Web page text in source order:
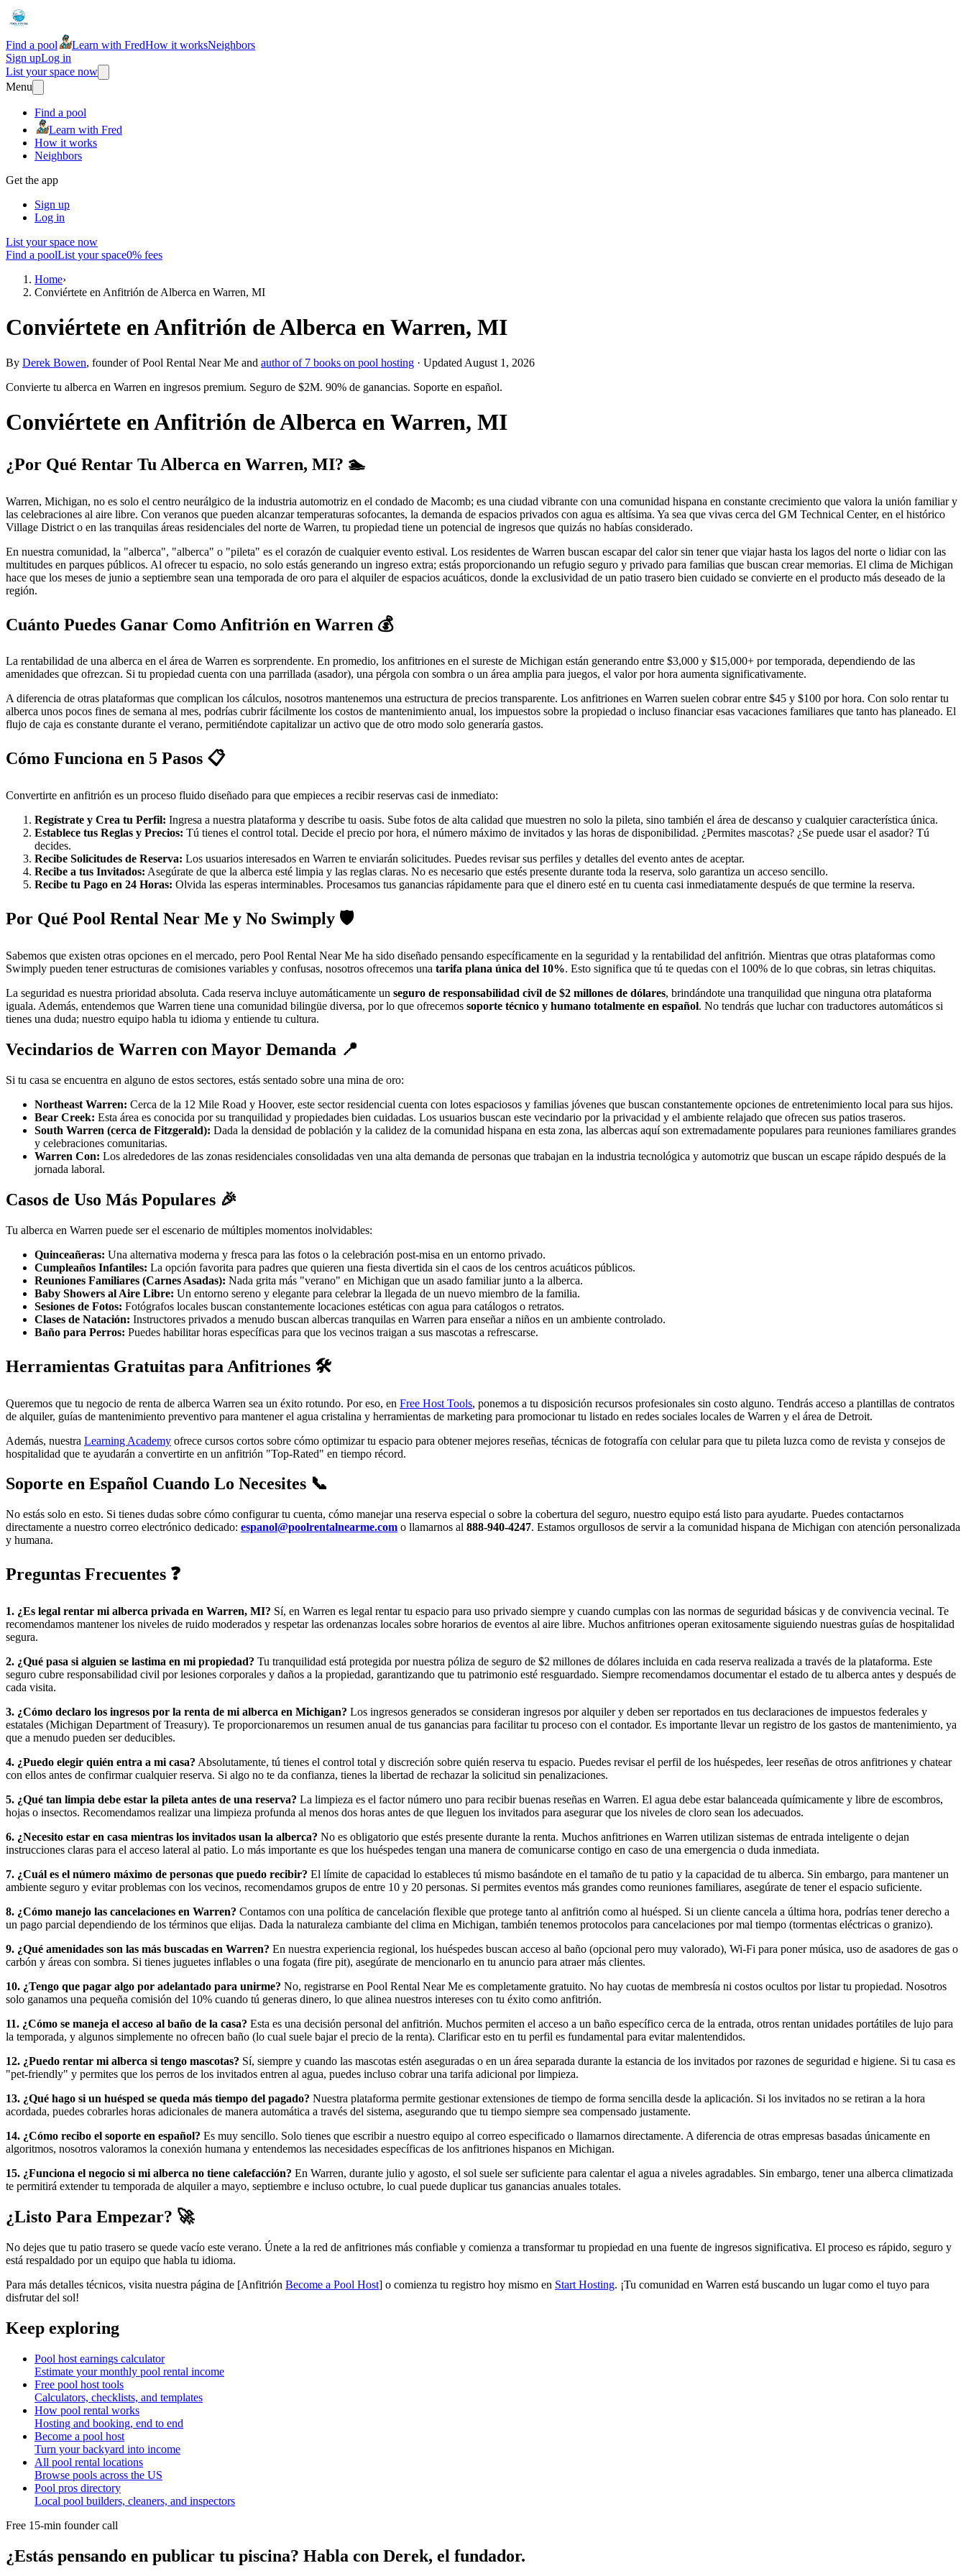
Find a pool Learn with FredHow it worksNeighbors
Sign upLog in
List your space now
Menu
Find a pool
Learn with Fred
How it works
Neighbors
Get the app
Sign up
Log in
List your space now
Find a poolList your space0% fees
Home›
Conviértete en Anfitrión de Alberca en Warren, MI
Conviértete en Anfitrión de Alberca en Warren, MI
By Derek Bowen, founder of Pool Rental Near Me and author of 7 books on pool hosting · Updated August 1, 2026
Convierte tu alberca en Warren en ingresos premium. Seguro de $2M. 90% de ganancias. Soporte en español.
Conviértete en Anfitrión de Alberca en Warren, MI
¿Por Qué Rentar Tu Alberca en Warren, MI? 🏊
Warren, Michigan, no es solo el centro neurálgico de la industria automotriz en el condado de Macomb; es una ciudad vibrante con una comunidad hispana en constante crecimiento que valora la unión familiar y
las celebraciones al aire libre. Con veranos que pueden alcanzar temperaturas sofocantes, la demanda de espacios privados con agua es altísima. Ya sea que vivas cerca del GM Technical Center, en el histórico
Village District o en las tranquilas áreas residenciales del norte de Warren, tu propiedad tiene un potencial de ingresos que quizás no habías considerado.
En nuestra comunidad, la "alberca", "alberca" o "pileta" es el corazón de cualquier evento estival. Los residentes de Warren buscan escapar del calor sin tener que viajar hasta los lagos del norte o lidiar con las
multitudes en parques públicos. Al ofrecer tu espacio, no solo estás generando un ingreso extra; estás proporcionando un refugio seguro y privado para familias que buscan crear memorias. El clima de Michigan
hace que los meses de junio a septiembre sean una temporada de oro para el alquiler de espacios acuáticos, donde la exclusividad de un patio trasero bien cuidado se convierte en el producto más deseado de la
región.
Cuánto Puedes Ganar Como Anfitrión en Warren 💰
La rentabilidad de una alberca en el área de Warren es sorprendente. En promedio, los anfitriones en el sureste de Michigan están generando entre $3,000 y $15,000+ por temporada, dependiendo de las
amenidades que ofrezcan. Si tu propiedad cuenta con una parrillada (asador), una pérgola con sombra o un área amplia para juegos, el valor por hora aumenta significativamente.
A diferencia de otras plataformas que complican los cálculos, nosotros mantenemos una estructura de precios transparente. Los anfitriones en Warren suelen cobrar entre $45 y $100 por hora. Con solo rentar tu
alberca unos pocos fines de semana al mes, podrías cubrir fácilmente los costos de mantenimiento anual, los impuestos sobre la propiedad o incluso financiar esas vacaciones familiares que tanto has planeado. El
flujo de caja es constante durante el verano, permitiéndote capitalizar un activo que de otro modo solo generaría gastos.
Cómo Funciona en 5 Pasos 📋
Convertirte en anfitrión es un proceso fluido diseñado para que empieces a recibir reservas casi de inmediato:
Regístrate y Crea tu Perfil: Ingresa a nuestra plataforma y describe tu oasis. Sube fotos de alta calidad que muestren no solo la pileta, sino también el área de descanso y cualquier característica única.
Establece tus Reglas y Precios: Tú tienes el control total. Decide el precio por hora, el número máximo de invitados y las horas de disponibilidad. ¿Permites mascotas? ¿Se puede usar el asador? Tú
decides.
Recibe Solicitudes de Reserva: Los usuarios interesados en Warren te enviarán solicitudes. Puedes revisar sus perfiles y detalles del evento antes de aceptar.
Recibe a tus Invitados: Asegúrate de que la alberca esté limpia y las reglas claras. No es necesario que estés presente durante toda la reserva, solo garantiza un acceso sencillo.
Recibe tu Pago en 24 Horas: Olvida las esperas interminables. Procesamos tus ganancias rápidamente para que el dinero esté en tu cuenta casi inmediatamente después de que termine la reserva.
Por Qué Pool Rental Near Me y No Swimply 🛡️
Sabemos que existen otras opciones en el mercado, pero Pool Rental Near Me ha sido diseñado pensando específicamente en la seguridad y la rentabilidad del anfitrión. Mientras que otras plataformas como
Swimply pueden tener estructuras de comisiones variables y confusas, nosotros ofrecemos una tarifa plana única del 10%. Esto significa que tú te quedas con el 100% de lo que cobras, sin letras chiquitas.
La seguridad es nuestra prioridad absoluta. Cada reserva incluye automáticamente un seguro de responsabilidad civil de $2 millones de dólares, brindándote una tranquilidad que ninguna otra plataforma
iguala. Además, entendemos que Warren tiene una comunidad bilingüe diversa, por lo que ofrecemos soporte técnico y humano totalmente en español. No tendrás que luchar con traductores automáticos si
tienes una duda; nuestro equipo habla tu idioma y entiende tu cultura.
Vecindarios de Warren con Mayor Demanda 📍
Si tu casa se encuentra en alguno de estos sectores, estás sentado sobre una mina de oro:
Northeast Warren: Cerca de la 12 Mile Road y Hoover, este sector residencial cuenta con lotes espaciosos y familias jóvenes que buscan constantemente opciones de entretenimiento local para sus hijos.
Bear Creek: Esta área es conocida por su tranquilidad y propiedades bien cuidadas. Los usuarios buscan este vecindario por la privacidad y el ambiente relajado que ofrecen sus patios traseros.
South Warren (cerca de Fitzgerald): Dada la densidad de población y la calidez de la comunidad hispana en esta zona, las albercas aquí son extremadamente populares para reuniones familiares grandes
y celebraciones comunitarias.
Warren Con: Los alrededores de las zonas residenciales consolidadas ven una alta demanda de personas que trabajan en la industria tecnológica y automotriz que buscan un escape rápido después de la
jornada laboral.
Casos de Uso Más Populares 🎉
Tu alberca en Warren puede ser el escenario de múltiples momentos inolvidables:
Quinceañeras: Una alternativa moderna y fresca para las fotos o la celebración post-misa en un entorno privado.
Cumpleaños Infantiles: La opción favorita para padres que quieren una fiesta divertida sin el caos de los centros acuáticos públicos.
Reuniones Familiares (Carnes Asadas): Nada grita más "verano" en Michigan que un asado familiar junto a la alberca.
Baby Showers al Aire Libre: Un entorno sereno y elegante para celebrar la llegada de un nuevo miembro de la familia.
Sesiones de Fotos: Fotógrafos locales buscan constantemente locaciones estéticas con agua para catálogos o retratos.
Clases de Natación: Instructores privados a menudo buscan albercas tranquilas en Warren para enseñar a niños en un ambiente controlado.
Baño para Perros: Puedes habilitar horas específicas para que los vecinos traigan a sus mascotas a refrescarse.
Herramientas Gratuitas para Anfitriones 🛠️
Queremos que tu negocio de renta de alberca Warren sea un éxito rotundo. Por eso, en Free Host Tools, ponemos a tu disposición recursos profesionales sin costo alguno. Tendrás acceso a plantillas de contratos
de alquiler, guías de mantenimiento preventivo para mantener el agua cristalina y herramientas de marketing para promocionar tu listado en redes sociales locales de Warren y el área de Detroit.
Además, nuestra Learning Academy ofrece cursos cortos sobre cómo optimizar tu espacio para obtener mejores reseñas, técnicas de fotografía con celular para que tu pileta luzca como de revista y consejos de
hospitalidad que te ayudarán a convertirte en un anfitrión "Top-Rated" en tiempo récord.
Soporte en Español Cuando Lo Necesites 📞
No estás solo en esto. Si tienes dudas sobre cómo configurar tu cuenta, cómo manejar una reserva especial o sobre la cobertura del seguro, nuestro equipo está listo para ayudarte. Puedes contactarnos
directamente a nuestro correo electrónico dedicado: espanol@poolrentalnearme.com o llamarnos al 888-940-4247. Estamos orgullosos de servir a la comunidad hispana de Michigan con atención personalizada
y humana.
Preguntas Frecuentes ❓
1. ¿Es legal rentar mi alberca privada en Warren, MI? Sí, en Warren es legal rentar tu espacio para uso privado siempre y cuando cumplas con las normas de seguridad básicas y de convivencia vecinal. Te
recomendamos mantener los niveles de ruido moderados y respetar las ordenanzas locales sobre horarios de eventos al aire libre. Muchos anfitriones operan exitosamente siguiendo nuestras guías de hospitalidad
segura.
2. ¿Qué pasa si alguien se lastima en mi propiedad? Tu tranquilidad está protegida por nuestra póliza de seguro de $2 millones de dólares incluida en cada reserva realizada a través de la plataforma. Este
seguro cubre responsabilidad civil por lesiones corporales y daños a la propiedad, garantizando que tu patrimonio esté resguardado. Siempre recomendamos documentar el estado de tu alberca antes y después de
cada visita.
3. ¿Cómo declaro los ingresos por la renta de mi alberca en Michigan? Los ingresos generados se consideran ingresos por alquiler y deben ser reportados en tus declaraciones de impuestos federales y
estatales (Michigan Department of Treasury). Te proporcionaremos un resumen anual de tus ganancias para facilitar tu proceso con el contador. Es importante llevar un registro de los gastos de mantenimiento, ya
que a menudo pueden ser deducibles.
4. ¿Puedo elegir quién entra a mi casa? Absolutamente, tú tienes el control total y discreción sobre quién reserva tu espacio. Puedes revisar el perfil de los huéspedes, leer reseñas de otros anfitriones y chatear
con ellos antes de confirmar cualquier reserva. Si algo no te da confianza, tienes la libertad de rechazar la solicitud sin penalizaciones.
5. ¿Qué tan limpia debe estar la pileta antes de una reserva? La limpieza es el factor número uno para recibir buenas reseñas en Warren. El agua debe estar balanceada químicamente y libre de escombros,
hojas o insectos. Recomendamos realizar una limpieza profunda al menos dos horas antes de que lleguen los invitados para asegurar que los niveles de cloro sean los adecuados.
6. ¿Necesito estar en casa mientras los invitados usan la alberca? No es obligatorio que estés presente durante la renta. Muchos anfitriones en Warren utilizan sistemas de entrada inteligente o dejan
instrucciones claras para el acceso lateral al patio. Lo más importante es que los huéspedes tengan una manera de comunicarse contigo en caso de una emergencia o duda inmediata.
7. ¿Cuál es el número máximo de personas que puedo recibir? El límite de capacidad lo estableces tú mismo basándote en el tamaño de tu patio y la capacidad de tu alberca. Sin embargo, para mantener un
ambiente seguro y evitar problemas con los vecinos, recomendamos grupos de entre 10 y 20 personas. Si permites eventos más grandes como reuniones familiares, asegúrate de tener el espacio suficiente.
8. ¿Cómo manejo las cancelaciones en Warren? Contamos con una política de cancelación flexible que protege tanto al anfitrión como al huésped. Si un cliente cancela a última hora, podrías tener derecho a
un pago parcial dependiendo de los términos que elijas. Dada la naturaleza cambiante del clima en Michigan, también tenemos protocolos para cancelaciones por mal tiempo (tormentas eléctricas o granizo).
9. ¿Qué amenidades son las más buscadas en Warren? En nuestra experiencia regional, los huéspedes buscan acceso al baño (opcional pero muy valorado), Wi-Fi para poner música, uso de asadores de gas o
carbón y áreas con sombra. Si tienes juguetes inflables o una fogata (fire pit), asegúrate de mencionarlo en tu anuncio para atraer más clientes.
10. ¿Tengo que pagar algo por adelantado para unirme? No, registrarse en Pool Rental Near Me es completamente gratuito. No hay cuotas de membresía ni costos ocultos por listar tu propiedad. Nosotros
solo ganamos una pequeña comisión del 10% cuando tú generas dinero, lo que alinea nuestros intereses con tu éxito como anfitrión.
11. ¿Cómo se maneja el acceso al baño de la casa? Esta es una decisión personal del anfitrión. Muchos permiten el acceso a un baño específico cerca de la entrada, otros rentan unidades portátiles de lujo para
la temporada, y algunos simplemente no ofrecen baño (lo cual suele bajar el precio de la renta). Clarificar esto en tu perfil es fundamental para evitar malentendidos.
12. ¿Puedo rentar mi alberca si tengo mascotas? Sí, siempre y cuando las mascotas estén aseguradas o en un área separada durante la estancia de los invitados por razones de seguridad e higiene. Si tu casa es
"pet-friendly" y permites que los perros de los invitados entren al agua, puedes incluso cobrar una tarifa adicional por limpieza.
13. ¿Qué hago si un huésped se queda más tiempo del pagado? Nuestra plataforma permite gestionar extensiones de tiempo de forma sencilla desde la aplicación. Si los invitados no se retiran a la hora
acordada, puedes cobrarles horas adicionales de manera automática a través del sistema, asegurando que tu tiempo siempre sea compensado justamente.
14. ¿Cómo recibo el soporte en español? Es muy sencillo. Solo tienes que escribir a nuestro equipo al correo especificado o llamarnos directamente. A diferencia de otras empresas basadas únicamente en
algoritmos, nosotros valoramos la conexión humana y entendemos las necesidades específicas de los anfitriones hispanos en Michigan.
15. ¿Funciona el negocio si mi alberca no tiene calefacción? En Warren, durante julio y agosto, el sol suele ser suficiente para calentar el agua a niveles agradables. Sin embargo, tener una alberca climatizada
te permitirá extender tu temporada de alquiler a mayo, septiembre e incluso octubre, lo cual puede duplicar tus ganancias anuales totales.
¿Listo Para Empezar? 🚀
No dejes que tu patio trasero se quede vacío este verano. Únete a la red de anfitriones más confiable y comienza a transformar tu propiedad en una fuente de ingresos significativa. El proceso es rápido, seguro y
está respaldado por un equipo que habla tu idioma.
Para más detalles técnicos, visita nuestra página de [Anfitrión Become a Pool Host] o comienza tu registro hoy mismo en Start Hosting. ¡Tu comunidad en Warren está buscando un lugar como el tuyo para
disfrutar del sol!
Keep exploring
Pool host earnings calculator
Estimate your monthly pool rental income
Free pool host tools
Calculators, checklists, and templates
How pool rental works
Hosting and booking, end to end
Become a pool host
Turn your backyard into income
All pool rental locations
Browse pools across the US
Pool pros directory
Local pool builders, cleaners, and inspectors
Free 15-min founder call
¿Estás pensando en publicar tu piscina? Habla con Derek, el fundador.